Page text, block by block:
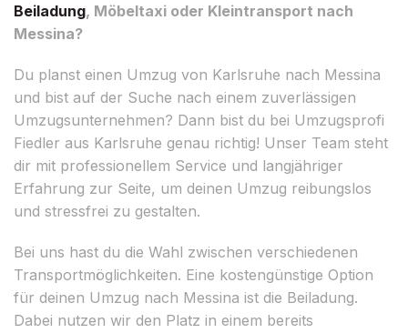
Beiladung, Möbeltaxi oder Kleintransport nach
Messina?
Du planst einen Umzug von Karlsruhe nach Messina
und bist auf der Suche nach einem zuverlässigen
Umzugsunternehmen? Dann bist du bei Umzugsprofi
Fiedler aus Karlsruhe genau richtig! Unser Team steht
dir mit professionellem Service und langjähriger
Erfahrung zur Seite, um deinen Umzug reibungslos
und stressfrei zu gestalten.
Bei uns hast du die Wahl zwischen verschiedenen
Transportmöglichkeiten. Eine kostengünstige Option
für deinen Umzug nach Messina ist die Beiladung.
Dabei nutzen wir den Platz in einem bereits